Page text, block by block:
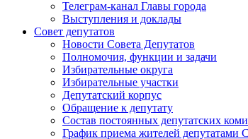
Телеграм-канал Главы города
Выступления и доклады
Совет депутатов
Новости Совета Депутатов
Полномочия, функции и задачи
Избирательные округа
Избирательные участки
Депутатский корпус
Обращение к депутату
Состав постоянных депутатских
График приема жителей депутатами